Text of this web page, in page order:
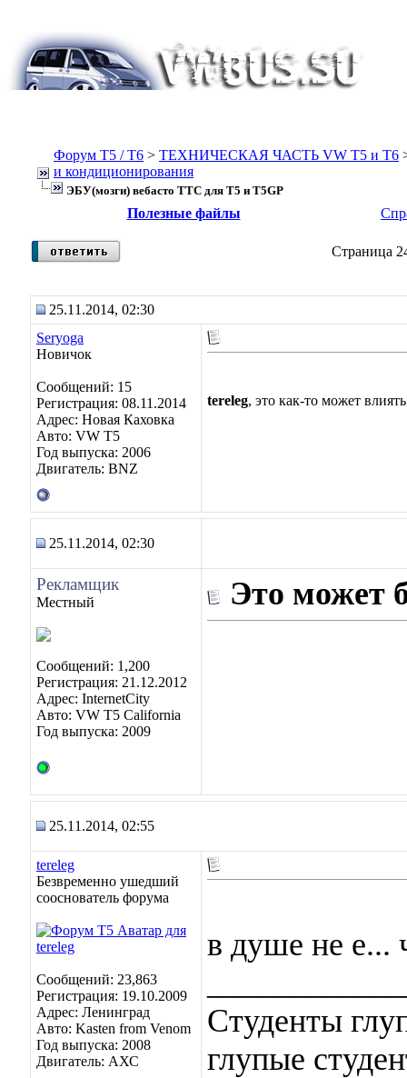
Форум Т5 / T6 > ТЕХНИЧЕСКАЯ ЧАСТЬ VW T5 и T6
и кондиционирования
ЭБУ(мозги) вебасто ТТС для Т5 и T5GP
Полезные файлы
Страница
25.11.2014, 02:30
Seryoga
Новичок
Сообщений: 15
Регистрация: 08.11.2014
Адрес: Новая Каховка
Авто: VW T5
Год выпуска: 2006
Двигатель: BNZ
tereleg, это как-то может
25.11.2014, 02:30
Рекламщик
Местный
Сообщений: 1,200
Регистрация: 21.12.2012
Адрес: InternetCity
Авто: VW T5 California
Год выпуска: 2009
Это может
25.11.2014, 02:55
tereleg
Безвременно ушедший
сооснователь форума
Сообщений: 23,863
Регистрация: 19.10.2009
Адрес: Ленинград
Авто: Kasten from Venom
Год выпуска: 2008
Двигатель: АХС
в душе не е...
Студенты
глупые